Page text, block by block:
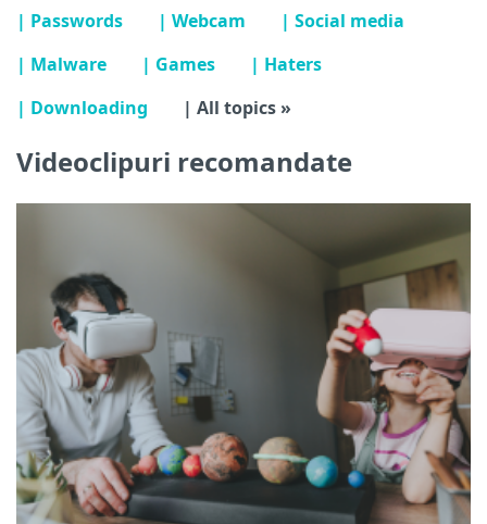
| Passwords | Webcam
| Social media
| Malware
| Games
| Haters
| Downloading
| All topics »
Videoclipuri recomandate